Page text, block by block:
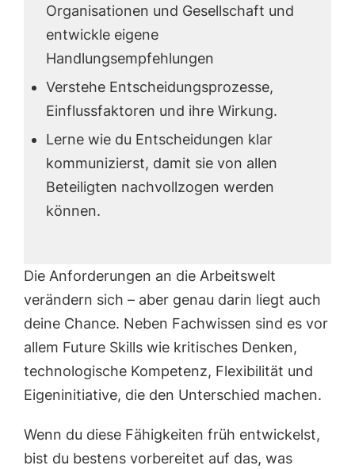
Organisationen und Gesellschaft und
entwickle eigene
Handlungsempfehlungen
Verstehe Entscheidungsprozesse,
Einflussfaktoren und ihre Wirkung.
Lerne wie du Entscheidungen klar
kommunizierst, damit sie von allen
Beteiligten nachvollzogen werden
können.
Die Anforderungen an die Arbeitswelt
verändern sich – aber genau darin liegt auch
deine Chance. Neben Fachwissen sind es vor
allem Future Skills wie kritisches Denken,
technologische Kompetenz, Flexibilität und
Eigeninitiative, die den Unterschied machen.
Wenn du diese Fähigkeiten früh entwickelst,
bist du bestens vorbereitet auf das, was